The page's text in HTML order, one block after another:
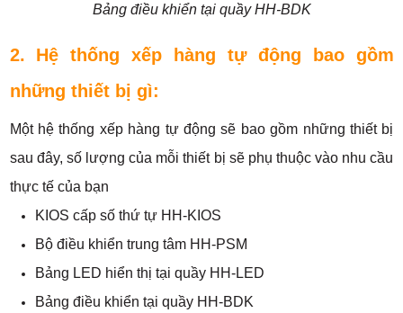
Bảng điều khiển tại quầy HH-BDK
2. Hệ thống xếp hàng tự động bao gồm
những thiết bị gì:
Một hệ thống xếp hàng tự động sẽ bao gồm những thiết bị
sau đây, số lượng của mỗi thiết bị sẽ phụ thuộc vào nhu cầu
thực tế của bạn
KIOS cấp số thứ tự HH-KIOS
Bộ điều khiển trung tâm HH-PSM
Bảng LED hiển thị tại quầy HH-LED
Bảng điều khiển tại quầy HH-BDK